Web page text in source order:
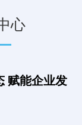
心
赋能企业发